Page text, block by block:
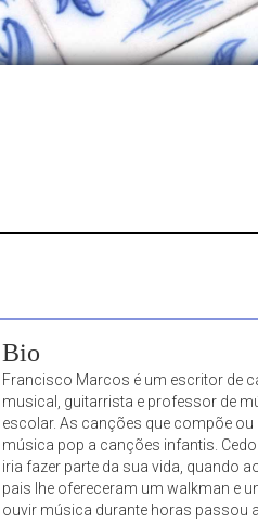
Bio
Francisco Marcos é um escritor de
musical, guitarrista e professor de
escolar. As canções que compõe ou
música pop a canções infantis.
iria fazer parte da sua vida, quando
pais lhe ofereceram um walkman e
ouvir música durante horas passou